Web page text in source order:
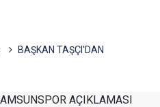
BAŞKAN TAŞÇI'DAN